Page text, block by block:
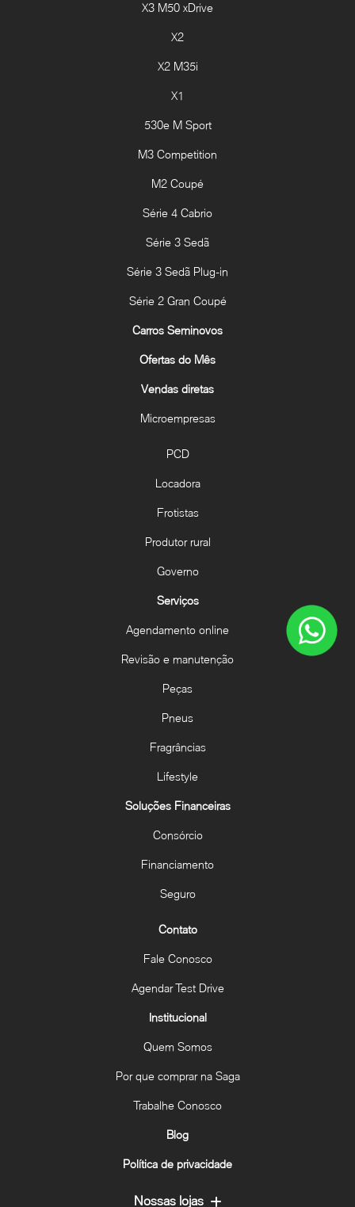
X3 M50 xDrive
X2
X2 M35i
X1
530e M Sport
M3 Competition
M2 Coupé
Série 4 Cabrio
Série 3 Sedã
Série 3 Sedã Plug-in
Série 2 Gran Coupé
Carros Seminovos
Ofertas do Mês
Vendas diretas
Microempresas
PCD
Locadora
Frotistas
Produtor rural
Governo
Serviços
Agendamento online
Revisão e manutenção
Peças
Pneus
Fragrâncias
Lifestyle
Soluções Financeiras
Consórcio
Financiamento
Seguro
Contato
Fale Conosco
Agendar Test Drive
Institucional
Quem Somos
Por que comprar na Saga
Trabalhe Conosco
Blog
Política de privacidade
Nossas lojas